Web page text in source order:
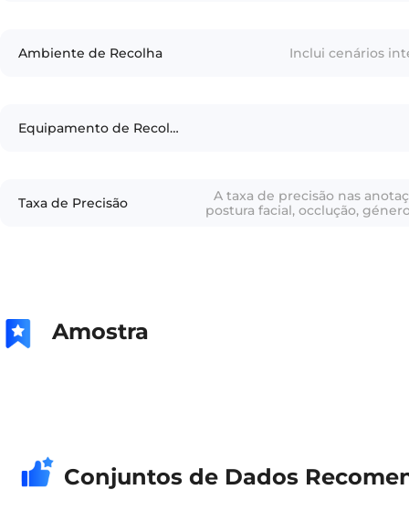
Ambiente de Recolha Inclui cenários
Equipamento de Recolha
Taxa de Precisão
A taxa de precisão nas
postura facial, occlução,
Amostra
Conjuntos de Dados